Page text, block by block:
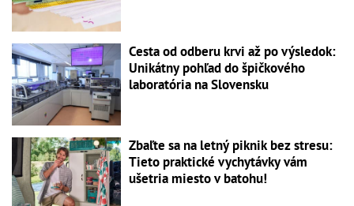
Cesta od odberu krvi až po výsledok:
Unikátny pohľad do špičkového
laboratória na Slovensku
Zbaľte sa na letný piknik bez stresu:
Tieto praktické vychytávky vám
ušetria miesto v batohu!